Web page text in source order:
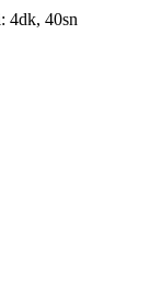
4dk, 40sn